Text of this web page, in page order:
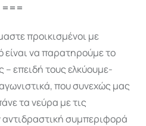
===
προικισμένοι με
είναι να παρατηρούμε το
επειδή τους ελκύουμε-
που συνεχώς μας
τα νεύρα με τις
αντιδραστική συμπεριφορά